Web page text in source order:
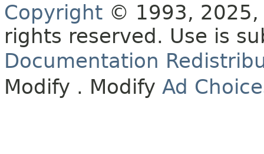
Copyright © 1993,
rights reserved. Use is
Documentation
Modify . Modify Ad